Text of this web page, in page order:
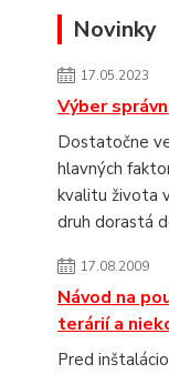
Novinky
17.05.2023
Výber
Dostatočne
hlavných
kvalitu života
druh dorastá
17.08.2009
Návod na
terárií a
Pred